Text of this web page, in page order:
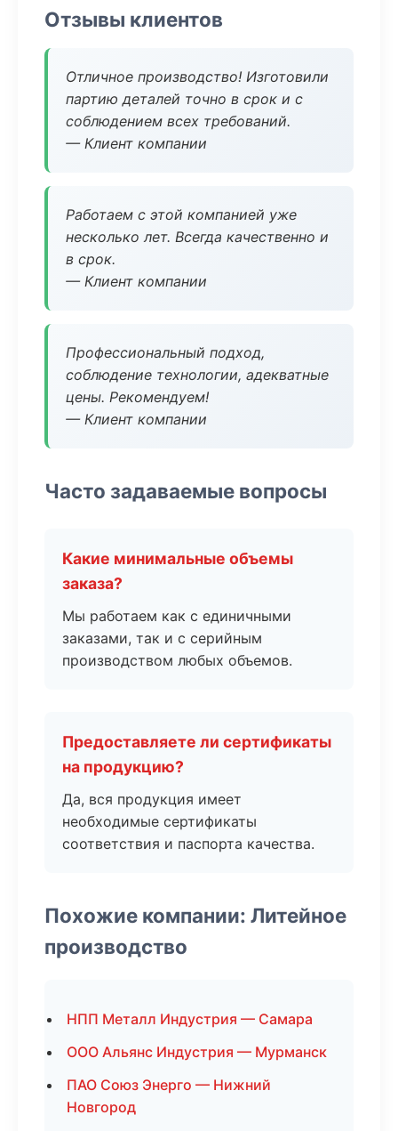
Отзывы клиентов
Отличное производство! Изготовили
партию деталей точно в срок и с
соблюдением всех требований.
— Клиент компании
Работаем с этой компанией уже
несколько лет. Всегда качественно и
в срок.
— Клиент компании
Профессиональный подход,
соблюдение технологии, адекватные
цены. Рекомендуем!
— Клиент компании
Часто задаваемые вопросы
Какие минимальные объемы
заказа?
Мы работаем как с единичными
заказами, так и с серийным
производством любых объемов.
Предоставляете ли сертификаты
на продукцию?
Да, вся продукция имеет
необходимые сертификаты
соответствия и паспорта качества.
Похожие компании: Литейное
производство
НПП Металл Индустрия — Самара
ООО Альянс Индустрия — Мурманск
ПАО Союз Энерго — Нижний
Новгород